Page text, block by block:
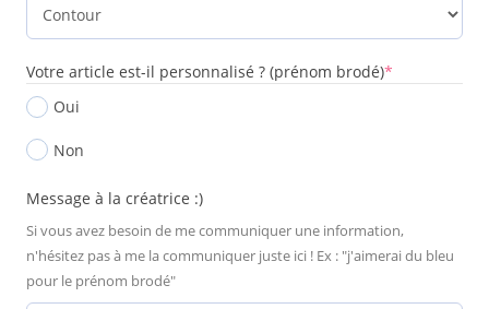
Votre article est-il personnalisé ? (prénom brodé)*
Oui
Non
Message à la créatrice :)
Si vous avez besoin de me communiquer une information,
n'hésitez pas à me la communiquer juste ici ! Ex : "j'aimerai du bleu
pour le prénom brodé"